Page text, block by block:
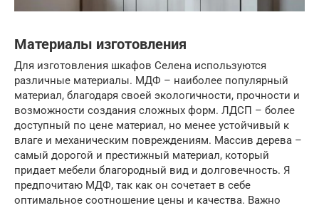
Материалы изготовления
Для изготовления шкафов Селена используются
различные материалы. МДФ – наиболее популярный
материал, благодаря своей экологичности, прочности и
возможности создания сложных форм. ЛДСП – более
доступный по цене материал, но менее устойчивый к
влаге и механическим повреждениям. Массив дерева –
самый дорогой и престижный материал, который
придает мебели благородный вид и долговечность. Я
предпочитаю МДФ, так как он сочетает в себе
оптимальное соотношение цены и качества. Важно